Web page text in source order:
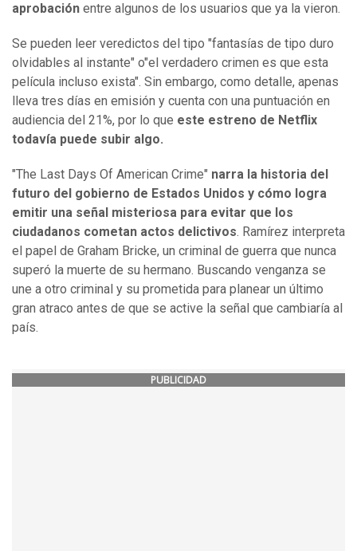
aprobación entre algunos de los usuarios que ya la vieron.
Se pueden leer veredictos del tipo "fantasías de tipo duro
olvidables al instante" o"el verdadero crimen es que esta
película incluso exista". Sin embargo, como detalle, apenas
lleva tres días en emisión y cuenta con una puntuación en
audiencia del 21%, por lo que este estreno de Netflix
todavía puede subir algo.
"The Last Days Of American Crime" narra la historia del
futuro del gobierno de Estados Unidos y cómo logra
emitir una señal misteriosa para evitar que los
ciudadanos cometan actos delictivos. Ramírez interpreta
el papel de Graham Bricke, un criminal de guerra que nunca
superó la muerte de su hermano. Buscando venganza se
une a otro criminal y su prometida para planear un último
gran atraco antes de que se active la señal que cambiaría al
país.
PUBLICIDAD